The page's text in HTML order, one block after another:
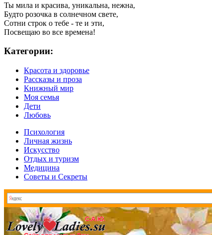
Ты мила и красива, уникальна, нежна,
Будто розочка в солнечном свете,
Сотни строк о тебе - те и эти,
Посвещаю во все времена!
Категории:
Красота и здоровье
Рассказы и проза
Книжный мир
Моя семья
Дети
Любовь
Психология
Личная жизнь
Искусство
Отдых и туризм
Медицина
Советы и Секреты